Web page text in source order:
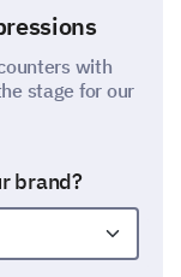
with
stage for our
brand?